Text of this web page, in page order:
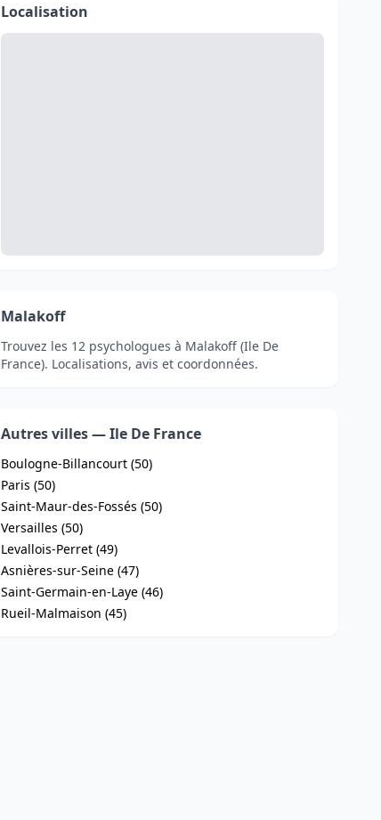
Localisation
Malakoff
Trouvez les 12 psychologues à Malakoff (Ile De
France). Localisations, avis et coordonnées.
Autres villes — Ile De France
Boulogne-Billancourt (50)
Paris (50)
Saint-Maur-des-Fossés (50)
Versailles (50)
Levallois-Perret (49)
Asnières-sur-Seine (47)
Saint-Germain-en-Laye (46)
Rueil-Malmaison (45)